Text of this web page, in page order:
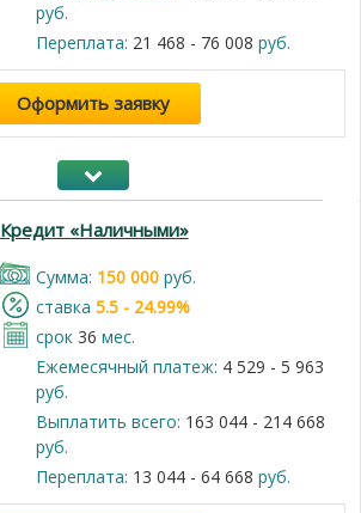
руб.
Переплата: 21 468 - 76 008 руб.
Оформить заявку
Кредит «Наличными»
Cумма: 150 000руб.
cтавка 5.5 - 24.99%
срок 36 мес.
Ежемесячный платеж: 4 529 - 5 963
руб.
Выплатить всего: 163 044 - 214 668
руб.
Переплата: 13 044 - 64 668 руб.